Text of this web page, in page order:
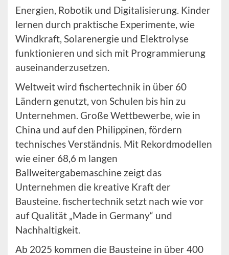
Energien, Robotik und Digitalisierung. Kinder
lernen durch praktische Experimente, wie
Windkraft, Solarenergie und Elektrolyse
funktionieren und sich mit Programmierung
auseinanderzusetzen.
Weltweit wird fischertechnik in über 60
Ländern genutzt, von Schulen bis hin zu
Unternehmen. Große Wettbewerbe, wie in
China und auf den Philippinen, fördern
technisches Verständnis. Mit Rekordmodellen
wie einer 68,6 m langen
Ballweitergabemaschine zeigt das
Unternehmen die kreative Kraft der
Bausteine. fischertechnik setzt nach wie vor
auf Qualität „Made in Germany“ und
Nachhaltigkeit.
Ab 2025 kommen die Bausteine in über 400